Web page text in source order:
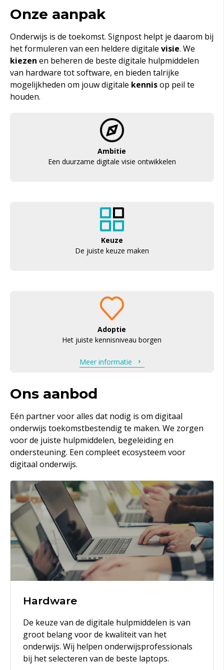
Onze aanpak
Onderwijs is de toekomst. Signpost helpt je daarom bij
het formuleren van een heldere digitale visie. We
kiezen en beheren de beste digitale hulpmiddelen
van hardware tot software, en bieden talrijke
mogelijkheden om jouw digitale kennisop peil te
houden.
Ambitie
Een duurzame digitale visie ontwikkelen
Keuze
De juiste keuze maken
Adoptie
Het juiste kennisniveau borgen
Meer informatie
Ons aanbod
Eén partner voor alles dat nodig is om digitaal
onderwijs toekomstbestendig te maken. We zorgen
voor de juiste hulpmiddelen, begeleiding en
ondersteuning. Een compleet ecosysteem voor
digitaal onderwijs.
Hardware
De keuze van de digitale hulpmiddelen is van
groot belang voor de kwaliteit van het
onderwijs. Wij helpen onderwijsprofessionals
bij het selecteren van de beste laptops.